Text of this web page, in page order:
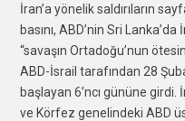
İran’a yönelik saldırıların
basını, ABD’nin Sri Lanka’da
“savaşın Ortadoğu’nun
ABD-İsrail tarafından 28
başlayan 6’ncı gününe
ve Körfez genelindeki ABD